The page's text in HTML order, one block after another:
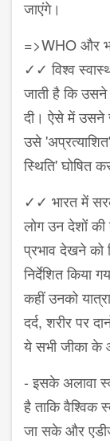
जाएंगे।
=>WHO और
✓✓ विश्व
जाती है कि उसने
दी। ऐसे में उसने
उसे
स्थिति' घोषित
✓✓ भारत में
लोग उन देशों
प्रभाव देखने को
निर्देशित किया
कहीं उनको
दर्द, शरीर पर
ये सभी जीका के
- इसके अलावा
है ताकि वैश्विक
जा सके और